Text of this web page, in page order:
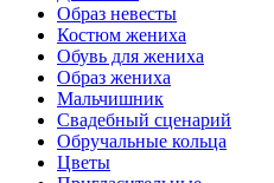
Образ невесты
Костюм жениха
Обувь для жениха
Образ жениха
Мальчишник
Свадебный сценарий
Обручальные кольца
Цветы